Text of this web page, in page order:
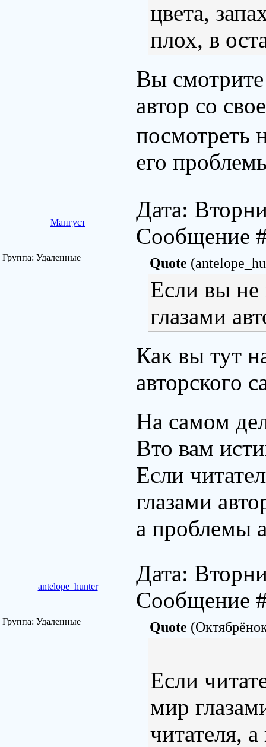
цвета,
плох, в
Вы
автор со
посмотреть
его
Мангуст
Дата:
Сообщение
Группа: Удаленные Quote
Если вы не
глазами
Как вы тут
авторского
На самом
Вто вам
Если
глазами
а проблемы
antelope_hunter
Дата:
Сообщение
Группа: Удаленные Quote
Если
мир
читателя,